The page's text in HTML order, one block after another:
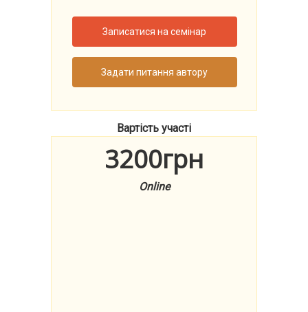
Записатися на семінар
Задати питання автору
Вартість участі
3200грн
Online